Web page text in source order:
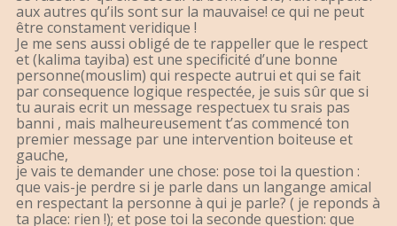
aux autres qu’ils sont sur la mauvaise! ce qui ne peut
être constament veridique !
Je me sens aussi obligé de te rappeller que le respect
et (kalima tayiba) est une specificité d’une bonne
personne(mouslim) qui respecte autrui et qui se fait
par consequence logique respectée, je suis sûr que si
tu aurais ecrit un message respectuex tu srais pas
banni , mais malheureusement t’as commencé ton
premier message par une intervention boiteuse et
gauche,
je vais te demander une chose: pose toi la question :
que vais-je perdre si je parle dans un langange amical
en respectant la personne à qui je parle? ( je reponds à
ta place: rien !); et pose toi la seconde question: que